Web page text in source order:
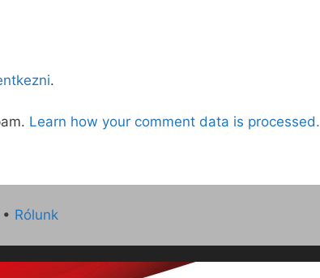
.
Learn how your comment data is processed.
• Rólunk